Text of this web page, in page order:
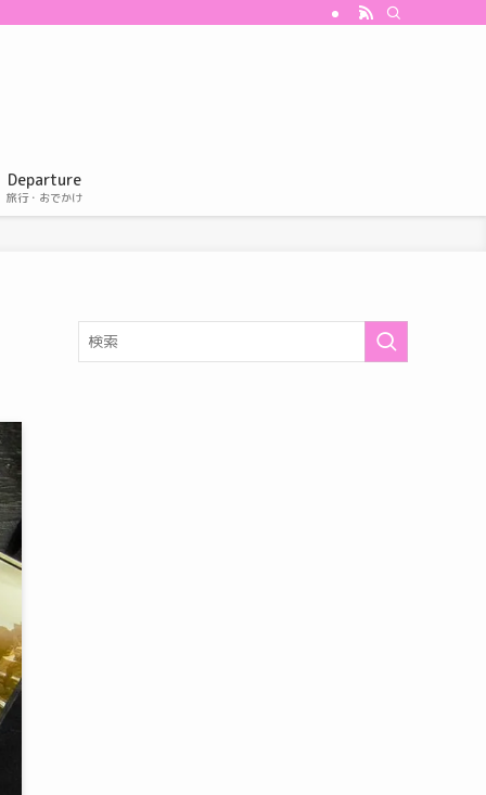
Departure
旅行・おでかけ